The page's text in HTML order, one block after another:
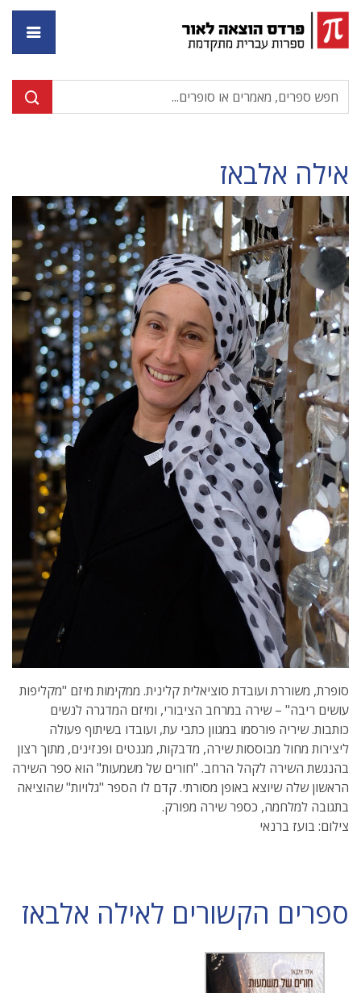
אילה אלבאז
סופרת, משוררת ועובדת סוציאלית קלינית. ממקימות מיזם "מקליפות
עושים ריבה" – שירה במרחב הציבורי, ומיזם המדגרה לנשים
כותבות. שיריה פורסמו במגוון כתבי עת, ועובדו בשיתוף פעולה
ליצירות מחול מבוססות שירה, מדבקות, מגנטים ופנזינים, מתוך רצון
בהנגשת השירה לקהל הרחב. "חורים של משמעות" הוא ספר השירה
הראשון שלה שיוצא באופן מסורתי. קדם לו הספר "גלויות" שהוציאה
בתגובה למלחמה, כספר שירה מפורק.
צילום: בועז ברנאי
ספרים הקשורים לאילה אלבאז